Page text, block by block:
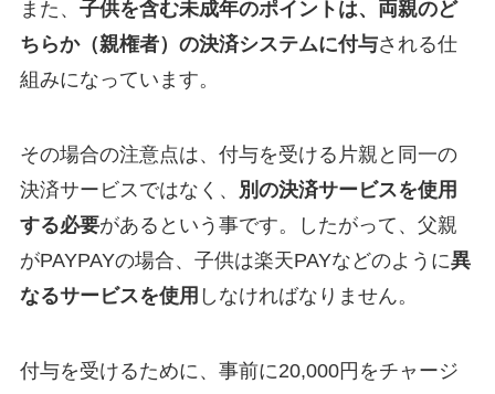
また、 子供を含む未成年のポイントは、両親のど
ちらか（親権者）の決済システムに付与される仕
組みになっています。
その場合の注意点は、付与を受ける片親と同一の
決済サービスではなく、
別の決済サービスを使用
する必要があるという事です。したがって、父親
がPAYPAYの場合、子供は楽天PAYなどのように異
なるサービスを使用 しなければなりません。
付与を受けるために、事前に20,000円をチャージ